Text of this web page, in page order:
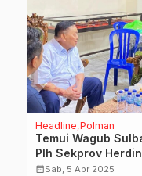
Headline Polman
Temui Wagub
Plh Sekprov Herdin
Ismail Laporkan
calendar_monthSab, 5 Apr 2025